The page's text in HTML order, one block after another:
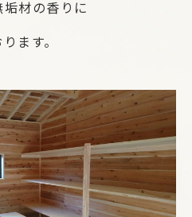
材の香りに
ます。